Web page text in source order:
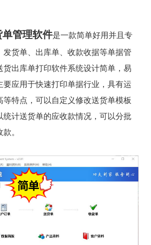
单管理软件是一款简单好用并且专
发货单、出库单、收款收据等单据管
货出库单打印软件系统设计简单，易
要应用于快速打印单据行业，具有运
等特点，可以自定义修改送货单模板
统计送货单的应收款情况，可以分批
。